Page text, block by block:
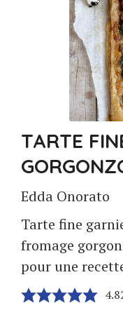
TARTE
Edda Onorato
Tarte fine
fromage
pour une